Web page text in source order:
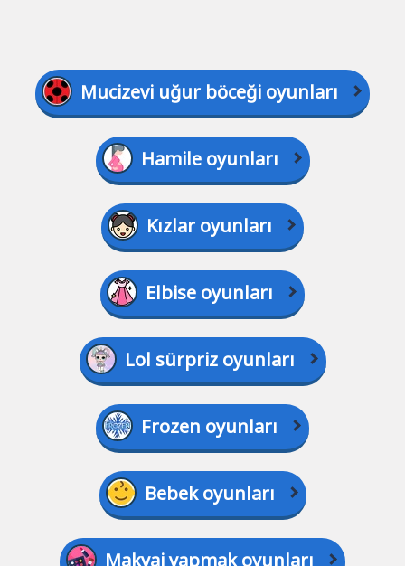
Mucizevi uğur böceği oyunları
Hamile oyunları
Kızlar oyunları
Elbise oyunları
Lol sürpriz oyunları
Frozen oyunları
Bebek oyunları
Makyaj yapmak oyunları